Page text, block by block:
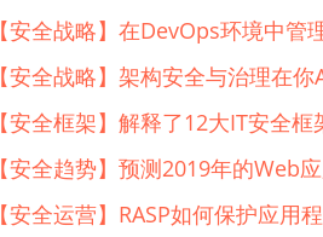
【安全战略】在DevOps环境中管
【安全战略】架构安全与治理在你
【安全框架】解释了12大IT安全
【安全趋势】预测2019年的Web
【安全运营】RASP如何保护应用